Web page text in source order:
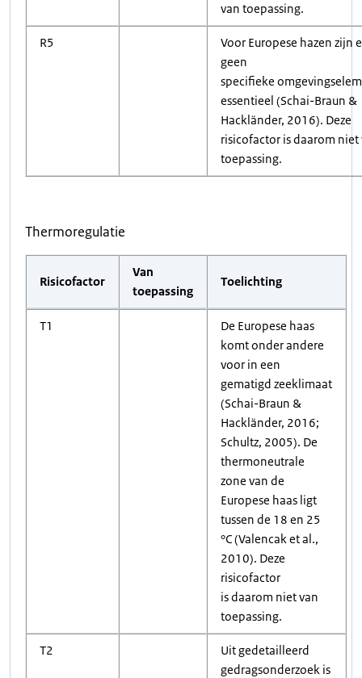
van toepassing.
R5
Voor Europese hazen zijn
geen
specifieke
essentieel (Schai-Braun &
Hackländer, 2016). Deze
risicofactor is daarom niet
toepassing.
Thermoregulatie
Risicofactor
Van
toepassing
Toelichting
T1
De Europese haas
komt onder andere
voor in een
gematigd zeeklimaat
(Schai-Braun &
Hackländer, 2016;
Schultz, 2005). De
thermoneutrale
zone van de
Europese haas ligt
tussen de 18 en 25
°C (Valencak et al.,
2010). Deze
risicofactor
is daarom niet van
toepassing.
T2
Uit gedetailleerd
gedragsonderzoek is